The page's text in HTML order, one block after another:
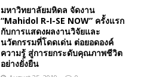
มหาวิทยาลัยมหิดล จัดงาน
“Mahidol R-I-SE NOW” ครั้งแรก
กับการแสดงผลงานวิจัยและ
นวัตกรรมที่โดดเด่น ต่อยอดองค์
ความรู้ สู่การยกระดับคุณภาพชีวิต
อย่างยั่งยืน